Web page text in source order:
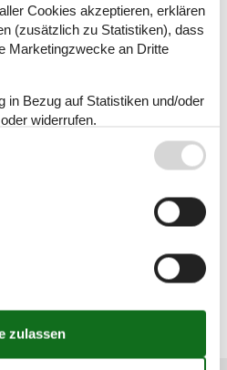
Cookies akzeptieren, erklären
(zusätzlich zu Statistiken), dass
Marketingzwecke an Dritte
in Bezug auf Statistiken und/oder
widerrufen.